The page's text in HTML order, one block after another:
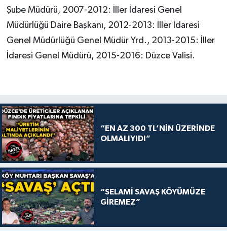
Şube Müdürü, 2007-2012: İller İdaresi Genel
Müdürlüğü Daire Başkanı, 2012-2013: İller İdaresi
Genel Müdürlüğü Genel Müdür Yrd., 2013-2015: İller
İdaresi Genel Müdürü, 2015-2016: Düzce Valisi.
“EN AZ 300 TL’NİN ÜZERİNDE
OLMALIYIDI”
“SELAMİ SAVAŞ KÖYÜMÜZE
GİREMEZ”